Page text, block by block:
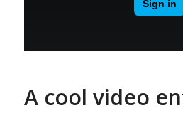
A cool video